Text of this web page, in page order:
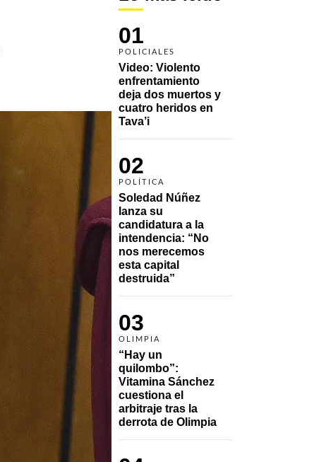
01
POLICIALES
Video: Violento
enfrentamiento
deja dos muertos y
cuatro heridos en
Tava’i
02
POLÍTICA
Soledad Núñez
lanza su
candidatura a la
intendencia: “No
nos merecemos
esta capital
destruida”
03
OLIMPIA
“Hay un
quilombo”:
Vitamina Sánchez
cuestiona el
arbitraje tras la
derrota de Olimpia